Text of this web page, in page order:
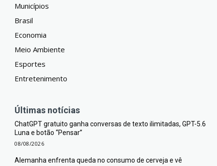
Municípios
Brasil
Economia
Meio Ambiente
Esportes
Entretenimento
Últimas notícias
ChatGPT gratuito ganha conversas de texto ilimitadas, GPT-5.6
Luna e botão “Pensar”
08/08/2026
Alemanha enfrenta queda no consumo de cerveja e vê